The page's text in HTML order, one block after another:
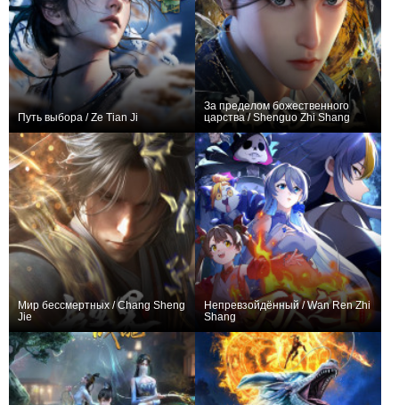
Путь выбора / Ze Tian Ji
За пределом божественного
царства / Shenguo Zhi Shang
Мир бессмертных / Chang Sheng
Jie
Непревзойдённый / Wan Ren Zhi
Shang